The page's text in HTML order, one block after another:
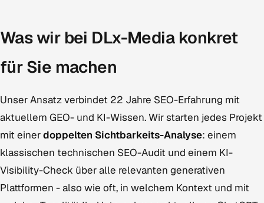
Was wir bei DLx-Media konkret
für Sie machen
Unser Ansatz verbindet 22 Jahre SEO-Erfahrung mit
aktuellem GEO- und KI-Wissen. Wir starten jedes Projekt
mit einerdoppelten Sichtbarkeits-Analyse: einem
klassischen technischen SEO-Audit und einem KI-
Visibility-Check über alle relevanten generativen
Plattformen - also wie oft, in welchem Kontext und mit